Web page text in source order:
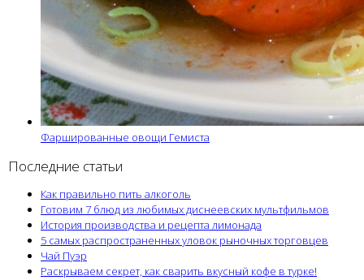
Фаршированные овощи Гемиста
Последние статьи
Как правильно пить алкоголь
Готовим 7 блюд из любимых диснеевских мультфильмов
История производства и рецепта лимонада
5 самых распространенных уловок рыночных торговцев
Чай Пуэр
Раскрываем секрет, как сварить вкусный кофе в турке!